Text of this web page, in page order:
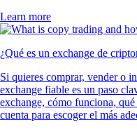
Learn more
¿Qué es un exchange de
Si quieres comprar, vender o
exchange fiable es un paso
exchange, cómo funciona,
cuenta para escoger el más